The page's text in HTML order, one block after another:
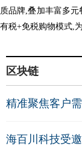
质品牌,叠加丰富多
有税+免税购物模式,
区块链
精准聚焦客户
海百川科技受